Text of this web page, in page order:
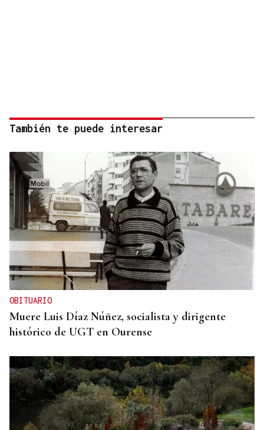
También te puede interesar
OBITUARIO
Muere Luis Díaz Núñez, socialista y dirigente
histórico de UGT en Ourense